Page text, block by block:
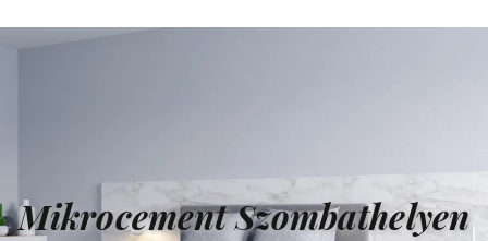
Mikrocement Szombathelyen